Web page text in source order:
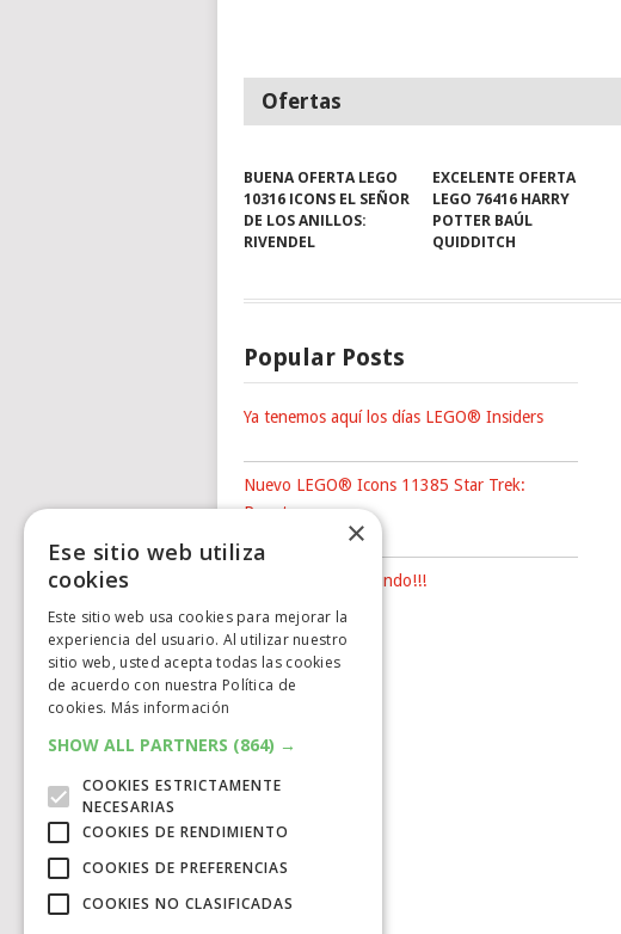
Ofertas
BUENA OFERTA LEGO
10316 ICONS EL SEÑOR
DE LOS ANILLOS:
RIVENDEL
EXCELENTE OFERTA
LEGO 76416 HARRY
POTTER BAÚL
QUIDDITCH
Popular Posts
Ya tenemos aquí los días LEGO® Insiders
Nuevo LEGO® Icons 11385 Star Trek:
Puente …
Campeones del Mundo!!!
×
Ese sitio web utiliza
cookies
Este sitio web usa cookies para mejorar la
experiencia del usuario. Al utilizar nuestro
sitio web, usted acepta todas las cookies
de acuerdo con nuestra Política de
cookies. Más información
SHOW ALL PARTNERS (864) →
COOKIES ESTRICTAMENTE
NECESARIAS
COOKIES DE RENDIMIENTO
COOKIES DE PREFERENCIAS
COOKIES NO CLASIFICADAS